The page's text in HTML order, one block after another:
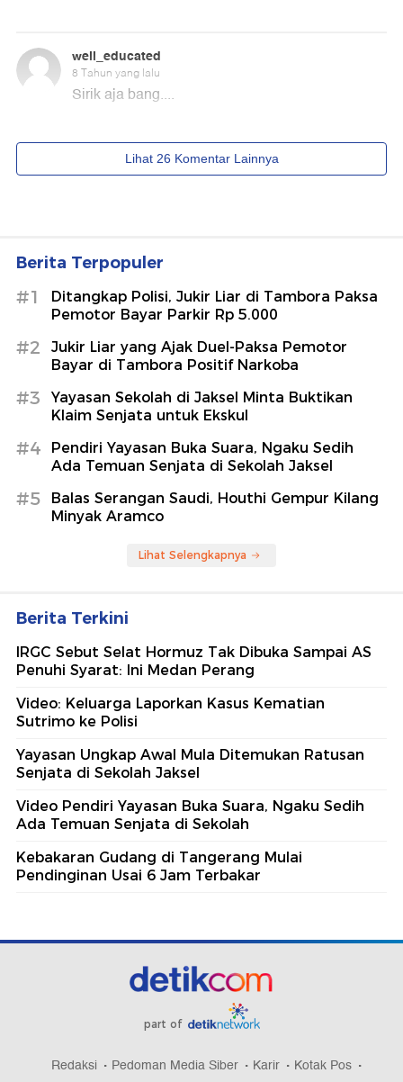
Berita Terpopuler
#1
Ditangkap Polisi, Jukir Liar di Tambora Paksa
Pemotor Bayar Parkir Rp 5.000
#2
Jukir Liar yang Ajak Duel-Paksa Pemotor
Bayar di Tambora Positif Narkoba
#3
Yayasan Sekolah di Jaksel Minta Buktikan
Klaim Senjata untuk Ekskul
#4
Pendiri Yayasan Buka Suara, Ngaku Sedih
Ada Temuan Senjata di Sekolah Jaksel
#5
Balas Serangan Saudi, Houthi Gempur Kilang
Minyak Aramco
Lihat Selengkapnya
Berita Terkini
IRGC Sebut Selat Hormuz Tak Dibuka Sampai AS
Penuhi Syarat: Ini Medan Perang
Video: Keluarga Laporkan Kasus Kematian
Sutrimo ke Polisi
Yayasan Ungkap Awal Mula Ditemukan Ratusan
Senjata di Sekolah Jaksel
Video Pendiri Yayasan Buka Suara, Ngaku Sedih
Ada Temuan Senjata di Sekolah
Kebakaran Gudang di Tangerang Mulai
Pendinginan Usai 6 Jam Terbakar
part of
Redaksi Pedoman Media Siber Karir
Kotak Pos